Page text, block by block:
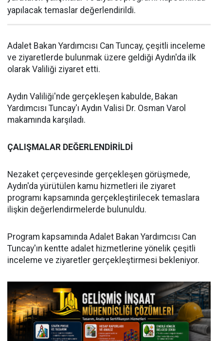
yapılacak temaslar değerlendirildi.
Adalet Bakan Yardımcısı Can Tuncay, çeşitli inceleme
ve ziyaretlerde bulunmak üzere geldiği Aydın'da ilk
olarak Valiliği ziyaret etti.
Aydın Valiliği'nde gerçekleşen kabulde, Bakan
Yardımcısı Tuncay'ı Aydın Valisi Dr. Osman Varol
makamında karşıladı.
ÇALIŞMALAR DEĞERLENDİRİLDİ
Nezaket çerçevesinde gerçekleşen görüşmede,
Aydın'da yürütülen kamu hizmetleri ile ziyaret
programı kapsamında gerçekleştirilecek temaslara
ilişkin değerlendirmelerde bulunuldu.
Program kapsamında Adalet Bakan Yardımcısı Can
Tuncay'ın kentte adalet hizmetlerine yönelik çeşitli
inceleme ve ziyaretler gerçekleştirmesi bekleniyor.